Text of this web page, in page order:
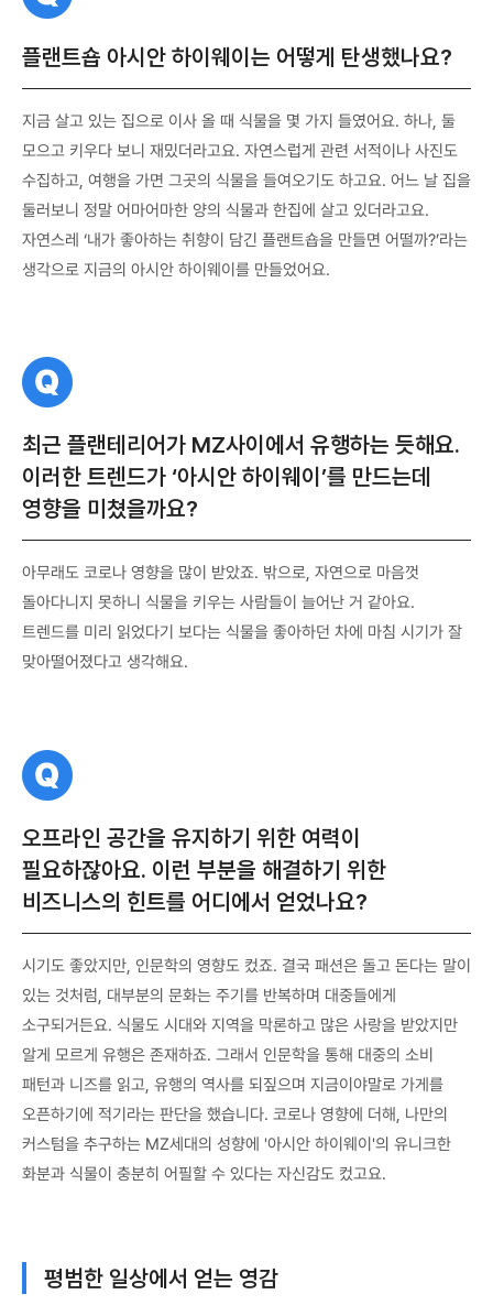
문
플랜트숍 아시안 하이웨이는 어떻게 탄생했나요?
지금 살고 있는 집으로 이사 올 때 식물을 몇 가지 들였어요. 하나, 둘
모으고 키우다 보니 재밌더라고요. 자연스럽게 관련 서적이나 사진도
수집하고, 여행을 가면 그곳의 식물을 들여오기도 하고요. 어느 날 집을
둘러보니 정말 어마어마한 양의 식물과 한집에 살고 있더라고요.
자연스레 ‘내가 좋아하는 취향이 담긴 플랜트숍을 만들면 어떨까?’라는
생각으로 지금의 아시안 하이웨이를 만들었어요.
질
문
최근 플랜테리어가 MZ사이에서 유행하는 듯해요.
이러한 트렌드가 ‘아시안 하이웨이’를 만드는데
영향을 미쳤을까요?
아무래도 코로나 영향을 많이 받았죠. 밖으로, 자연으로 마음껏
돌아다니지 못하니 식물을 키우는 사람들이 늘어난 거 같아요.
트렌드를 미리 읽었다기 보다는 식물을 좋아하던 차에 마침 시기가 잘
맞아떨어졌다고 생각해요.
질
문
오프라인 공간을 유지하기 위한 여력이
필요하잖아요. 이런 부분을 해결하기 위한
비즈니스의 힌트를 어디에서 얻었나요?
시기도 좋았지만, 인문학의 영향도 컸죠. 결국 패션은 돌고 돈다는 말이
있는 것처럼, 대부분의 문화는 주기를 반복하며 대중들에게
소구되거든요. 식물도 시대와 지역을 막론하고 많은 사랑을 받았지만
알게 모르게 유행은 존재하죠. 그래서 인문학을 통해 대중의 소비
패턴과 니즈를 읽고, 유행의 역사를 되짚으며 지금이야말로 가게를
오픈하기에 적기라는 판단을 했습니다. 코로나 영향에 더해, 나만의
커스텀을 추구하는 MZ세대의 성향에 '아시안 하이웨이'의 유니크한
화분과 식물이 충분히 어필할 수 있다는 자신감도 컸고요.
평범한 일상에서 얻는 영감